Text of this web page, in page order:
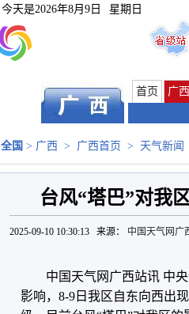
今天是2026年8月9日 星期日
首页 广
全国 > 广西 > 广西首页 > 天气新闻
台风“塔巴”对我
2025-09-10 10:30:13 来源： 中国天气网广
中国天气网广西站讯 中
影响，8-9日我区自东向西出